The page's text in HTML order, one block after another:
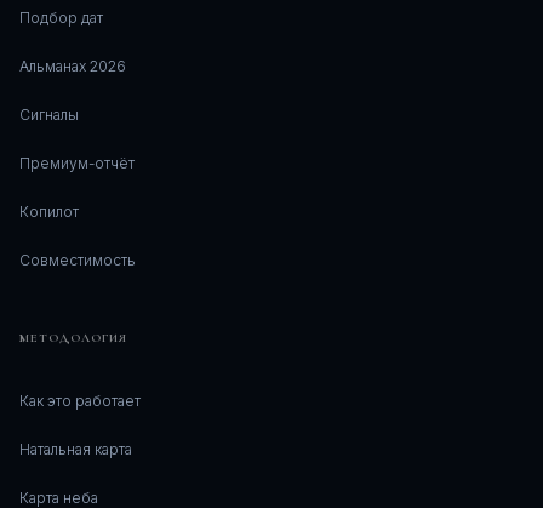
Подбор дат
Альманах 2026
Сигналы
Премиум-отчёт
Копилот
Совместимость
МЕТОДОЛОГИЯ
Как это работает
Натальная карта
Карта неба